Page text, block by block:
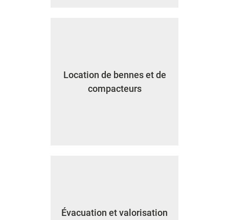
Location de bennes et de
compacteurs
Évacuation et valorisation